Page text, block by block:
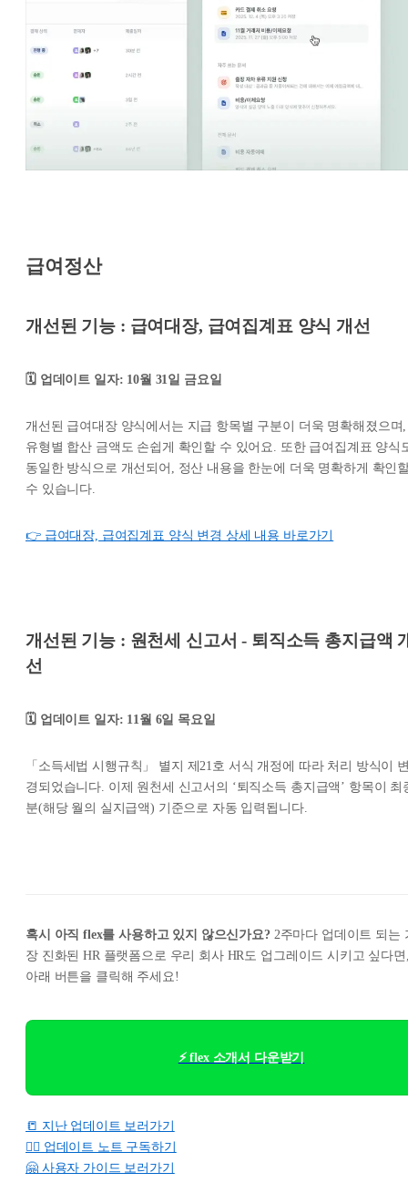
급여정산
개선된 기능 : 급여대장, 급여집계표 양식 개선
🗓️ 업데이트 일자: 10월 31일 금요일
개선된 급여대장 양식에서는 지급 항목별 구분이 더욱 명확해졌으며,
유형별 합산 금액도 손쉽게 확인할 수 있어요. 또한 급여집계표 양식
동일한 방식으로 개선되어, 정산 내용을 한눈에 더욱 명확하게 확인
수 있습니다.
👉 급여대장, 급여집계표 양식 변경 상세 내용 바로가기
개선된 기능 : 원천세 신고서 - 퇴직소득 총지급액
선
🗓️ 업데이트 일자: 11월 6일 목요일
「소득세법 시행규칙」 별지 제21호 서식 개정에 따라 처리 방식이
경되었습니다. 이제 원천세 신고서의 ‘퇴직소득 총지급액’ 항목이 최
분(해당 월의 실지급액) 기준으로 자동 입력됩니다.
혹시 아직 flex를 사용하고 있지 않으신가요? 2주마다 업데이트 되는
장 진화된 HR 플랫폼으로 우리 회사 HR도 업그레이드 시키고 싶다
아래 버튼을 클릭해 주세요!
⚡ flex 소개서 다운받기
📒 지난 업데이트 보러가기
👉🏻 업데이트 노트 구독하기
🤗 사용자 가이드 보러가기